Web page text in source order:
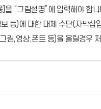
을 “그림설명”에 입력해야 합니
등)에 대한 대체 수단(자막삽
림,영상,폰트 등)을 올릴경우